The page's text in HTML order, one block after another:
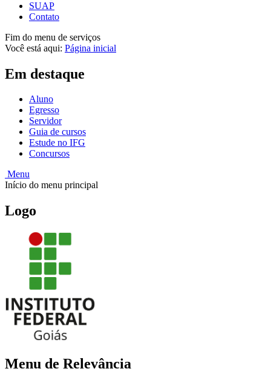
SUAP
Contato
Fim do menu de serviços
Você está aqui: Página inicial
Em destaque
Aluno
Egresso
Servidor
Guia de cursos
Estude no IFG
Concursos
Menu
Início do menu principal
Logo
Menu de Relevância